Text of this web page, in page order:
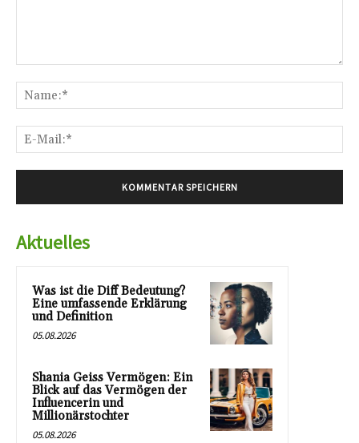
Aktuelles
Was ist die Diff Bedeutung?
Eine umfassende Erklärung
und Definition
05.08.2026
Shania Geiss Vermögen: Ein
Blick auf das Vermögen der
Influencerin und
Millionärstochter
05.08.2026